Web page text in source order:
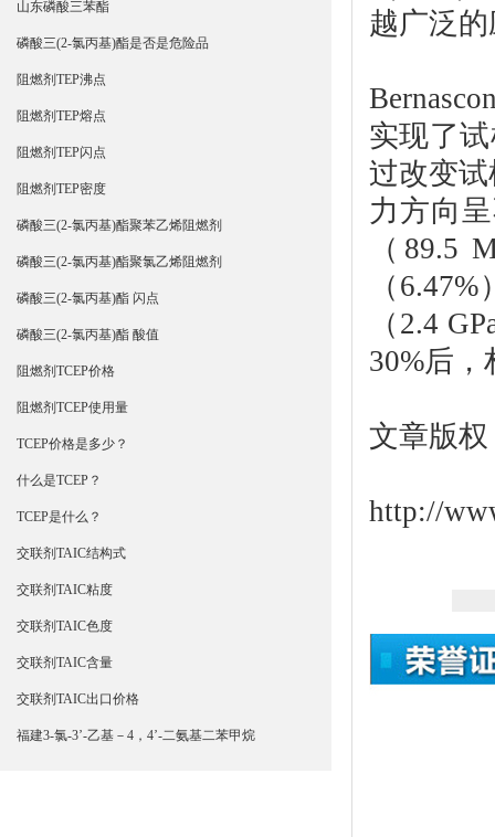
山东磷酸三苯酯
磷酸三(2-氯丙基)酯是否是危险品
阻燃剂TEP沸点
阻燃剂TEP熔点
阻燃剂TEP闪点
阻燃剂TEP密度
磷酸三(2-氯丙基)酯聚苯乙烯阻燃剂
磷酸三(2-氯丙基)酯聚氯乙烯阻燃剂
磷酸三(2-氯丙基)酯 闪点
磷酸三(2-氯丙基)酯 酸值
阻燃剂TCEP价格
阻燃剂TCEP使用量
TCEP价格是多少？
什么是TCEP？
TCEP是什么？
交联剂TAIC结构式
交联剂TAIC粘度
交联剂TAIC色度
交联剂TAIC含量
交联剂TAIC出口价格
福建3-氯-3’-乙基－4，4’-二氨基二苯甲烷
越广泛
实现了
过改变
力方向
（89.5
（
（2.4
30%后
文章版权
http://